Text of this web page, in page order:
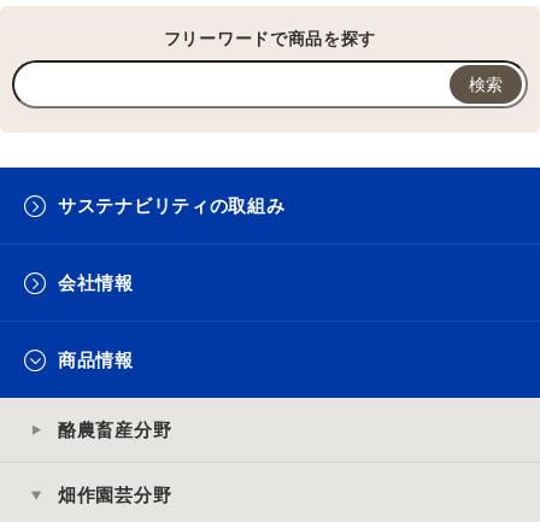
フリーワードで商品を探す
サステナビリティの取組み
会社情報
商品情報
酪農畜産分野
畑作園芸分野